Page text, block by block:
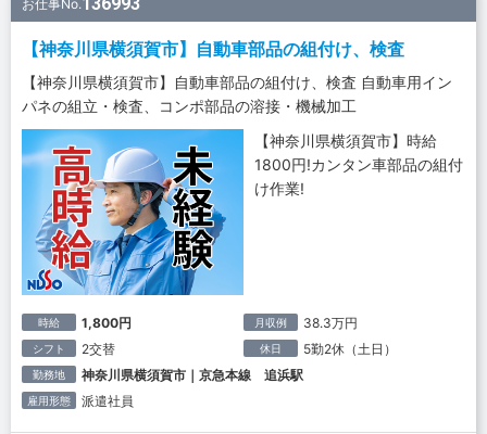
お仕事No.
【神奈川県横須賀市】自動車部品の組付け、検査
【神奈川県横須賀市】自動車部品の組付け、検査 自動車用イン
パネの組立・検査、コンポ部品の溶接・機械加工
【神奈川県横須賀市】時給
1800円!カンタン車部品の組付
け作業!
時給 1,800円 月収例 38.3万円
シフト 2交替 休日 5勤2休（土日）
勤務地 神奈川県横須賀市｜京急本線 追浜駅
雇用形態 派遣社員